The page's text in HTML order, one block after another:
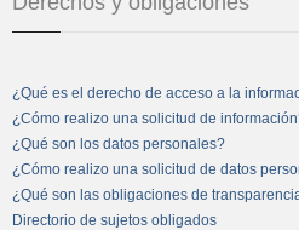
¿Qué es el derecho de acceso a la
¿Cómo realizo una solicitud de
¿Qué son los datos personales?
¿Cómo realizo una solicitud de datos
¿Qué son las obligaciones de
Directorio de sujetos obligados